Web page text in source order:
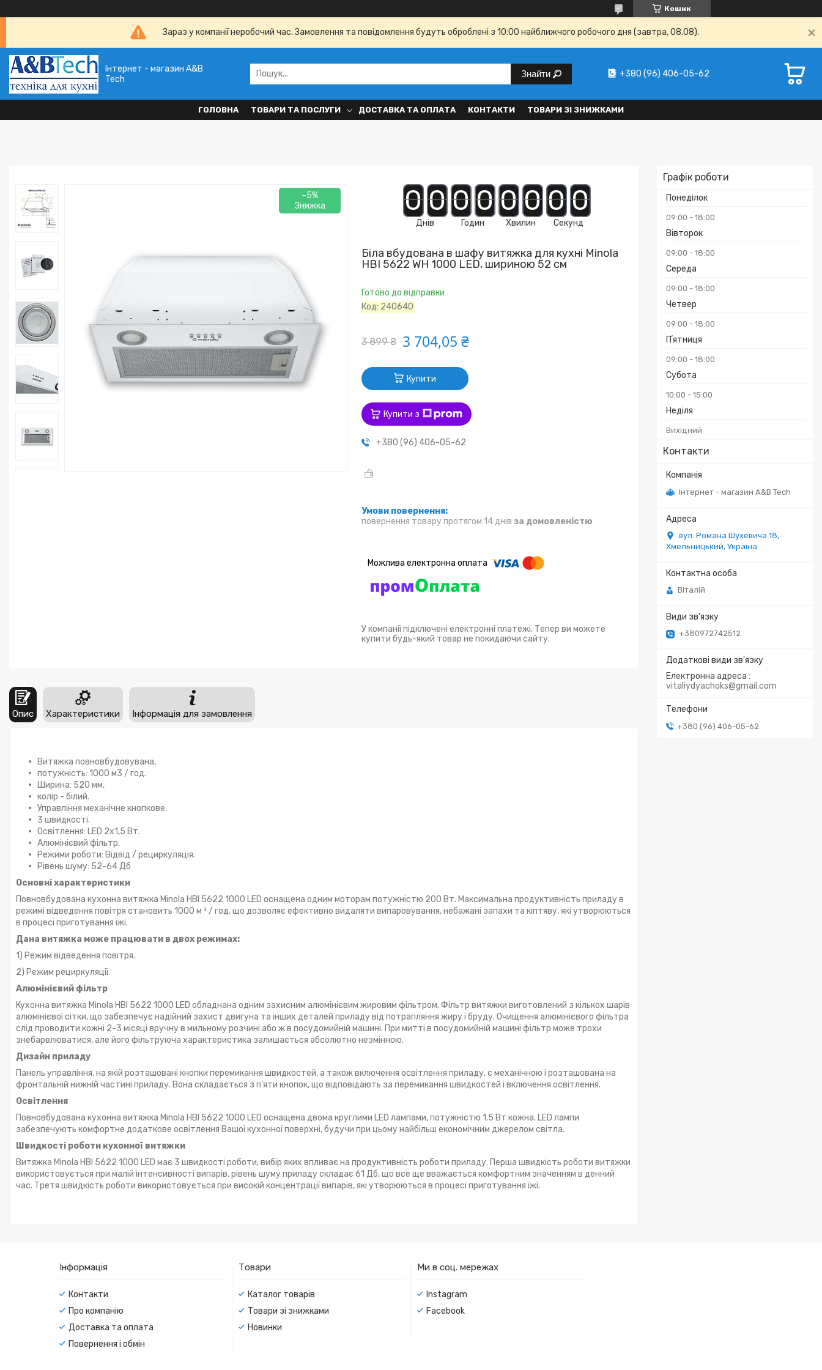
Кошик
Зараз у компанії неробочий час. Замовлення та повідомлення будуть оброблені з 10:00 найближчого робочого дня (завтра, 08.08).
Інтернет - магазин A&B
Tech
Знайти +380 (96) 406-05-62
ГОЛОВНА ТОВАРИ ТА ПОСЛУГИ ДОСТАВКА ТА ОПЛАТА КОНТАКТИ ТОВАРИ ЗІ ЗНИЖКАМИ
Графік роботи
Понеділок
09:00 18:00
Вівторок
09:00 18:00
Середа
09:00 18:00
Четвер
09:00 18:00
Пʼятниця
09:00 18:00
Субота
10:00 15:00
Неділя
Вихідний
Контакти
Інтернет - магазин A&B Tech
вул. Романа Шухевича 18,
Хмельницький, Україна
Віталій
+380972742512
Електронна адреса
vitaliydyachoks@gmail.com
+380 (96) 406-05-62
–5% 00
Днів
00
Годин
00
Хвилин
00
Секунд
Біла вбудована в шафу витяжка для кухні Minola
HBI 5622 WH 1000 LED, шириною 52 см
Готово до відправки
Код: 240640
3 899 ₴ 3 704,05 ₴
Купити
Купити з
+380 (96) 406-05-62
повернення товару протягом 14 днів за домовленістю
У компанії підключені електронні платежі. Тепер ви можете
купити будь-який товар не покидаючи сайту.
Опис Характеристики Інформація для замовлення
Витяжка повновбудовувана,
потужність: 1000 м3 / год.
Ширина: 520 мм,
колір - білий.
Управління механічне кнопкове.
3 швидкості.
Освітлення: LED 2х1,5 Вт.
Алюмінієвий фільтр.
Режими роботи: Відвід / рециркуляція.
Рівень шуму: 52-64 Дб
Основні характеристики
Повновбудована кухонна витяжка Minola HBI 5622 1000 LED оснащена одним моторам потужністю 200 Вт. Максимальна продуктивність приладу в
режимі відведення повітря становить 1000 м ³ / год, що дозволяє ефективно видаляти випаровування, небажані запахи та кіптяву, які утворюються
в процесі приготування їжі.
Дана витяжка може працювати в двох режимах:
1) Режим відведення повітря.
2) Режим рециркуляції.
Алюмінієвий фільтр
Кухонна витяжка Minola HBI 5622 1000 LED обладнана одним захисним алюмінієвим жировим фільтром. Фільтр витяжки виготовлений з кількох шарів
алюмінієвої сітки, що забезпечує надійний захист двигуна та інших деталей приладу від потрапляння жиру і бруду. Очищення алюмінієвого фільтра
слід проводити кожні 2-3 місяці вручну в мильному розчині або ж в посудомийній машині. При митті в посудомийній машині фільтр може трохи
знебарвлюватися, але його фільтруюча характеристика залишається абсолютно незмінною.
Дизайн приладу
Панель управління, на якій розташовані кнопки перемикання швидкостей, а також включення освітлення приладу, є механічною і розташована на
фронтальній нижній частині приладу. Вона складається з п'яти кнопок, що відповідають за перемикання швидкостей і включення освітлення.
Освітлення
Повновбудована кухонна витяжка Minola HBI 5622 1000 LED оснащена двома круглими LED лампами, потужністю 1.5 Вт кожна. LED лампи
забезпечують комфортне додаткове освітлення Вашої кухонної поверхні, будучи при цьому найбільш економічним джерелом світла.
Швидкості роботи кухонної витяжки
Витяжка Minola HBI 5622 1000 LED має 3 швидкості роботи, вибір яких впливає на продуктивність роботи приладу. Перша швидкість роботи витяжки
використовується при малій інтенсивності випарів, рівень шуму приладу складає 61 Дб, що все ще вважається комфортним значенням в денний
час. Третя швидкість роботи використовується при високій концентрації випарів, які утворюються в процесі приготування їжі.
Інформація
Контакти
Про компанію
Доставка та оплата
Повернення і обмін
Товари
Каталог товарів
Товари зі знижками
Новинки
Ми в соц. мережах
Instagram
Facebook